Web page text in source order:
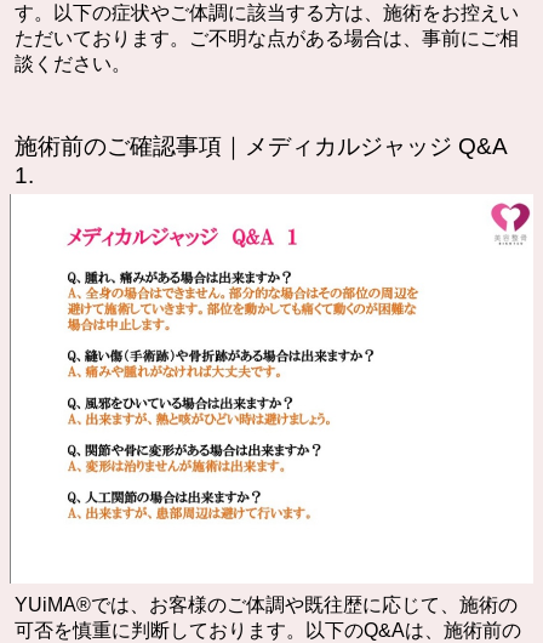
す。以下の症状やご体調に該当する方は、施術をお控えい
ただいております。ご不明な点がある場合は、事前にご相
談ください。
施術前のご確認事項｜メディカルジャッジ Q&A
1.
YUiMA®︎では、お客様のご体調や既往歴に応じて、施術の
可否を慎重に判断しております。以下のQ&Aは、施術前の